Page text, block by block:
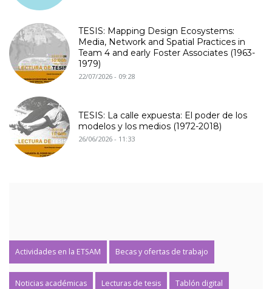
TESIS: Mapping Design Ecosystems:
Media, Network and Spatial Practices in
Team 4 and early Foster Associates (1963-
1979)
22/07/2026 - 09:28
TESIS: La calle expuesta: El poder de los
modelos y los medios (1972-2018)
26/06/2026 - 11:33
Actividades en la ETSAM Becas y ofertas de trabajo
Noticias académicas Lecturas de tesis Tablón digital